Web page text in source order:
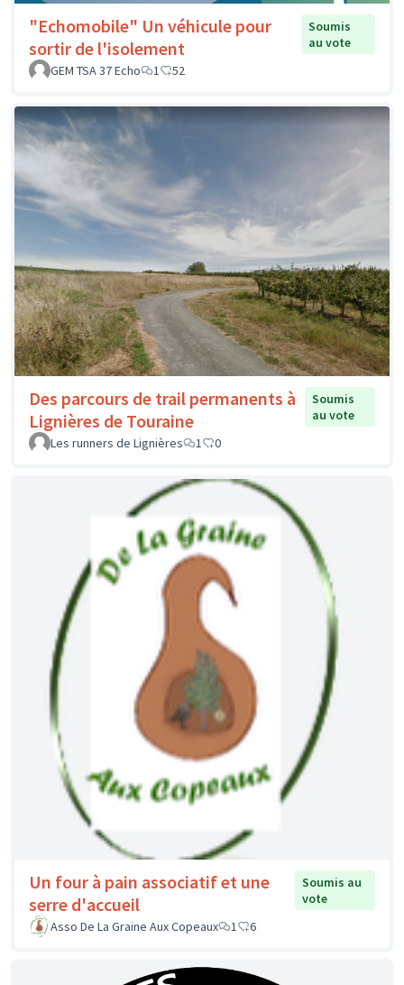
"Echomobile" Un véhicule pour
sortir de l'isolement
Soumis
au vote
GEM TSA 37 Echo
1 52
Des parcours de trail permanents à
Lignières de Touraine
Soumis
au vote
Les runners de Lignières
1 0
Un four à pain associatif et une
serre d'accueil
Soumis au
vote
Asso De La Graine Aux Copeaux
1 6